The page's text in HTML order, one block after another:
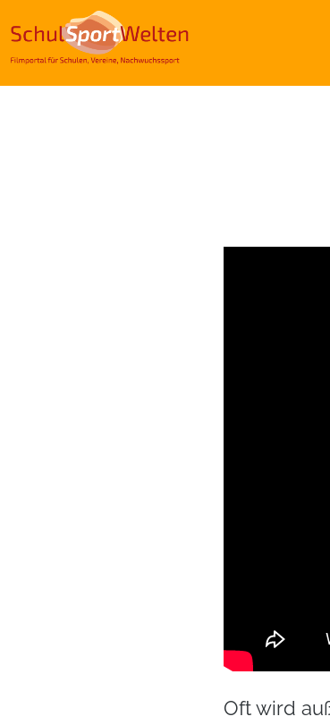
zum
Oft wird